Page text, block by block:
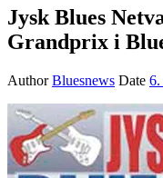
Jysk Blues
Grandprix i
AuthorBluesnews Date 6.